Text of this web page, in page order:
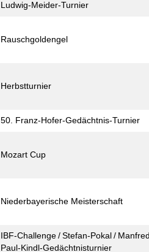
Ludwig-Meider-Turnier
Rausch­gold­engel
Herbst­turnier
50. Franz-Hofer-Gedächtnis-Turnier
Mozart Cup
Nieder­bayerische Meister­schaft
IBF-Challenge / Stefan-Pokal /
Paul-Kindl-Gedächtnis­turnier